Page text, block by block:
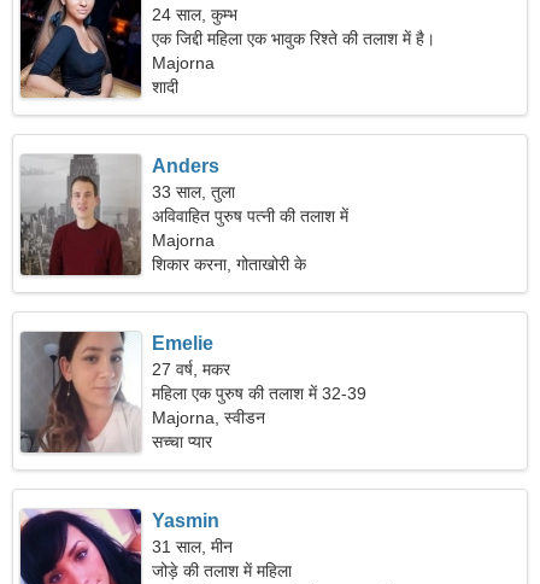
24 साल, कुम्भ
एक जिद्दी महिला एक भावुक रिश्ते की तलाश में है।
Majorna
शादी
Anders
33 साल, तुला
अविवाहित पुरुष पत्नी की तलाश में
Majorna
शिकार करना, गोताखोरी के
Emelie
27 वर्ष, मकर
महिला एक पुरुष की तलाश में 32-39
Majorna, स्वीडन
सच्चा प्यार
Yasmin
31 साल, मीन
जोड़े की तलाश में महिला